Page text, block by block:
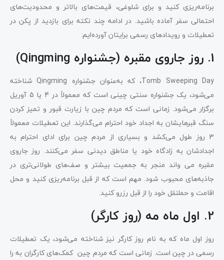
برنامه‌ریزی کنید و برای شلوغی، قیمت‌های بالاتر و محدودیت‌های
احتمالی سفر آماده باشید. در ادامه چند نکته برای بازدید از پکن در
تعطیلات و رویدادهای رسمی برایتان آورده‌ایم:
1. روز جاروی مقبره (جشنواره Qingming)
Tomb Sweeping Day، که به‌عنوان جشنواره Qingming شناخته
می‌شود، یک جشنواره سنتی چینی است که معمولاً در 4 یا 5 آوریل
برگزار می‌شود. زمانی است که مردم چین با زیارت قبور و تمیز کردن
سنگ قبرهایشان به اجداد خود احترام می‌گذارند. این تعطیلات معمولاً
3 روز طول می‌کشد و بسیاری از مردم چین برای ادای احترام به
اجدادشان به زادگاه خود یا مناطق دیدنی سفر می‌کنند. روز جاروی
مقبره می ‌واند منجر به جمعیت بیشتر و صف‌های طولانی‌تری در
جاذبه‌های محبوب شود. مهم است که از قبل برنامه‌ریزی کنید و محل
اقامت و حملنقل خود را از قبل رزرو کنید.
2. اول ماه مه (روز کارگر)
روز اول ماه که به نام روز کارگر نیز شناخته می‌شود، یک تعطیلات
رسمی در چین است. زمانی است که مردم چین کمک‌های کارگران به را